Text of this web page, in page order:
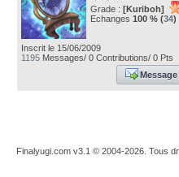
Grade : [Kuriboh]
Echanges 100 % (34)
Inscrit le 15/06/2009
1195 Messages/ 0 Contributions/ 0 Pts
Finalyugi.com v3.1 © 2004-2026. Tous